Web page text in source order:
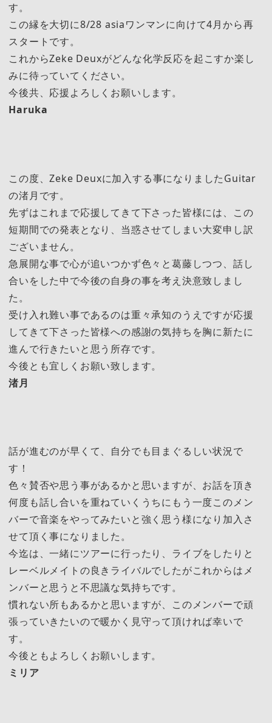
す。
この縁を大切に8/28 asiaワンマンに向けて4月から再
スタートです。
これからZeke Deuxがどんな化学反応を起こすか楽し
みに待っていてください。
今後共、応援よろしくお願いします。
Haruka
この度、Zeke Deuxに加入する事になりましたGuitar
の渚月です。
先ずはこれまで応援してきて下さった皆様には、この
短期間での発表となり、当惑させてしまい大変申し訳
ございません。
急展開な事で心が追いつかず色々と葛藤しつつ、話し
合いをした中で今後の自身の事を考え決意致しまし
た。
受け入れ難い事であるのは重々承知のうえですが応援
してきて下さった皆様への感謝の気持ちを胸に新たに
進んで行きたいと思う所存です。
今後とも宜しくお願い致します。
渚月
話が進むのが早くて、自分でも目まぐるしい状況で
す！
色々賛否や思う事があるかと思いますが、お話を頂き
何度も話し合いを重ねていくうちにもう一度このメン
バーで音楽をやってみたいと強く思う様になり加入さ
せて頂く事になりました。
今迄は、一緒にツアーに行ったり、ライブをしたりと
レーベルメイトの良きライバルでしたがこれからはメ
ンバーと思うと不思議な気持ちです。
慣れない所もあるかと思いますが、このメンバーで頑
張っていきたいので暖かく見守って頂ければ幸いで
す。
今後ともよろしくお願いします。
ミリア